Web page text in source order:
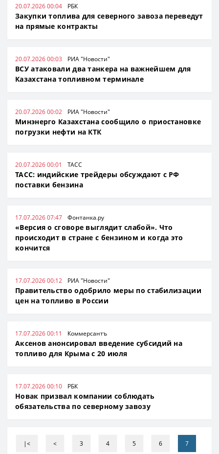
20.07.2026 00:04 РБК
Закупки топлива для северного завоза переведут
на прямые контракты
20.07.2026 00:03 РИА "Новости"
ВСУ атаковали два танкера на важнейшем для
Казахстана топливном терминале
20.07.2026 00:02 РИА "Новости"
Минэнерго Казахстана сообщило о приостановке
погрузки нефти на КТК
20.07.2026 00:01 ТАСС
ТАСС: индийские трейдеры обсуждают с РФ
поставки бензина
17.07.2026 07:47 Фонтанка.ру
«Версия о сговоре выглядит слабой». Что
происходит в стране с бензином и когда это
кончится
17.07.2026 00:12 РИА "Новости"
Правительство одобрило меры по стабилизации
цен на топливо в России
17.07.2026 00:11 Коммерсантъ
Аксенов анонсировал введение субсидий на
топливо для Крыма с 20 июля
17.07.2026 00:10 РБК
Новак призвал компании соблюдать
обязательства по северному завозу
|< < 3 4 5 6 7